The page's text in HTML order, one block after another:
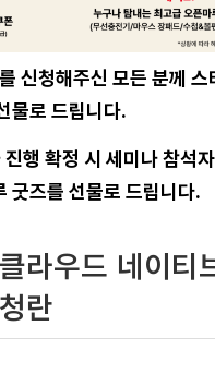
신청해주신 모든 분께 스
물로 드립니다.
행 확정 시 세미나 참석
굿즈를 선물로 드립니다.
라우드 네이티
란